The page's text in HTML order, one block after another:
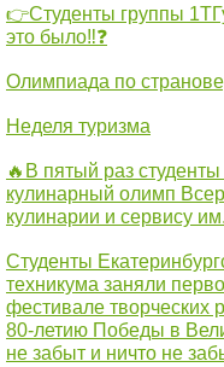
👉Студенты группы
это было‼❓
Олимпиада по
Неделя туризма
🔥В пятый раз
кулинарный олимп
кулинарии и сервису
Студенты
техникума заняли
фестивале
80-летию Победы в
не забыт и ничто не